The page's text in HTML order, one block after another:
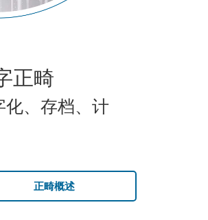
正畸
化、存档、计
正畸概述